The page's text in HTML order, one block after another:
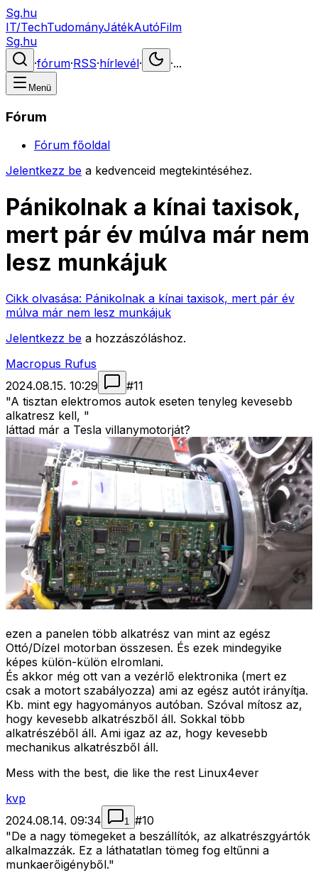
Sg.hu
IT/TechTudományJátékAutóFilm
Sg.hu
·fórum·RSS·hírlevél· ·...
Menü
Fórum
Fórum főoldal
Jelentkezz be a kedvenceid megtekintéséhez.
Pánikolnak a kínai taxisok,
mert pár év múlva már nem
lesz munkájuk
Cikk olvasása: Pánikolnak a kínai taxisok, mert pár év
múlva már nem lesz munkájuk
Jelentkezz be a hozzászóláshoz.
Macropus Rufus
2024.08.15. 10:29
#11
"A tisztan elektromos autok eseten tenyleg kevesebb
alkatresz kell, "
láttad már a Tesla villanymotorját?
ezen a panelen több alkatrész van mint az egész
Ottó/Dízel motorban összesen. És ezek mindegyike
képes külön-külön elromlani.
És akkor még ott van a vezérlő elektronika (mert ez
csak a motort szabályozza) ami az egész autót irányítja.
Kb. mint egy hagyományos autóban. Szóval mítosz az,
hogy kevesebb alkatrészből áll. Sokkal több
alkatrészéből áll. Ami igaz az az, hogy kevesebb
mechanikus alkatrészből áll.
Mess with the best, die like the rest Linux4ever
kvp
2024.08.14. 09:34
1 #10
"De a nagy tömegeket a beszállítók, az alkatrészgyártók
alkalmazzák. Ez a láthatatlan tömeg fog eltűnni a
munkaerőigényből."